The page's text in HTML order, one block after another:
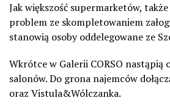
Jak większość supermarketów,
problem ze skompletowaniem
stanowią osoby oddelegowane ze
Wkrótce w Galerii CORSO nastąpią
salonów. Do grona najemców
oraz Vistula&Wólczanka.